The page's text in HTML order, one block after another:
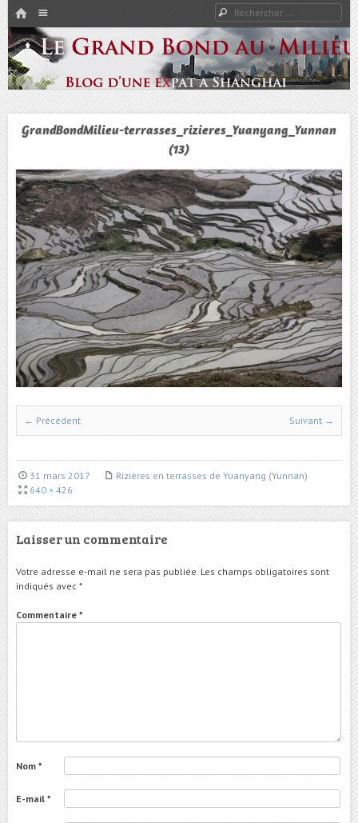
HOME
PASSER AU CONTENU
Rechercher
Le Grand Bond Au Milieu
Expat à Shanghai en famille – Vivre en Chine – Blog
GrandBondMilieu-terrasses_rizieres_Yuanyang_Yunnan
(13)
← Précédent Suivant →
31 mars 2017
Rizières en terrasses de Yuanyang (Yunnan)
640 × 426
Laisser un commentaire
Votre adresse e-mail ne sera pas publiée. Les champs obligatoires sont
indiqués avec *
Commentaire *
Nom *
E-mail *